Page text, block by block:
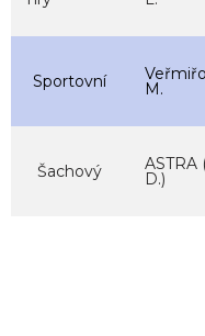
Sportovní M.
Šachový ASTRA
D.)